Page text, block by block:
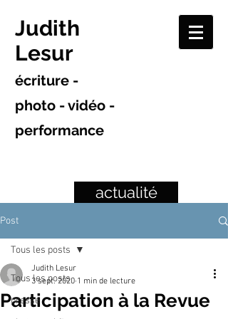
Judith
Lesur
écriture -
photo - vidéo -
performance
actualité
Post
Tous les posts
presse
Tous les posts
Participation à la Revue
Judith Lesur
3 sept. 2020 1 min de lecture